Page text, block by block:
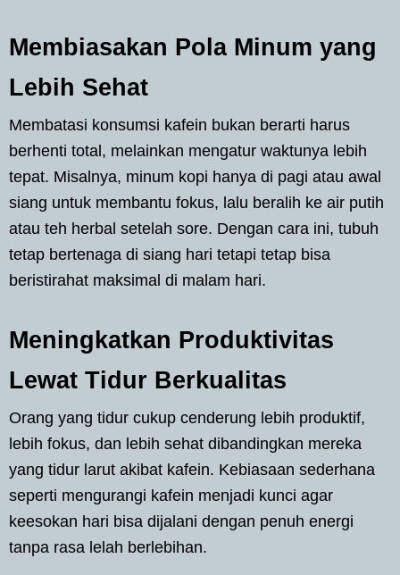
Membiasakan Pola Minum yang
Lebih Sehat
Membatasi konsumsi kafein bukan berarti harus
berhenti total, melainkan mengatur waktunya lebih
tepat. Misalnya, minum kopi hanya di pagi atau awal
siang untuk membantu fokus, lalu beralih ke air putih
atau teh herbal setelah sore. Dengan cara ini, tubuh
tetap bertenaga di siang hari tetapi tetap bisa
beristirahat maksimal di malam hari.
Meningkatkan Produktivitas
Lewat Tidur Berkualitas
Orang yang tidur cukup cenderung lebih produktif,
lebih fokus, dan lebih sehat dibandingkan mereka
yang tidur larut akibat kafein. Kebiasaan sederhana
seperti mengurangi kafein menjadi kunci agar
keesokan hari bisa dijalani dengan penuh energi
tanpa rasa lelah berlebihan.